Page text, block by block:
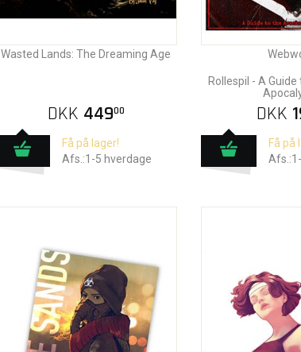
Wasted Lands: The Dreaming Age
DKK 44900
Få på lager!
Afs.:1-5 hverdage
Rollespil - A
DKK
Få på